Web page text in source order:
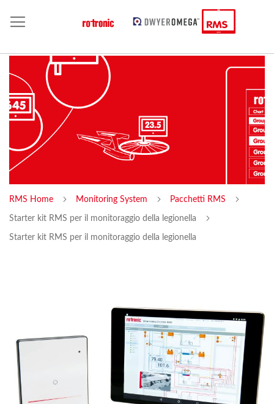
RMS Home Monitoring System Pacchetti RMS
Starter kit RMS per il monitoraggio della legionella
Starter kit RMS per il monitoraggio della legionella
images
gallery
of